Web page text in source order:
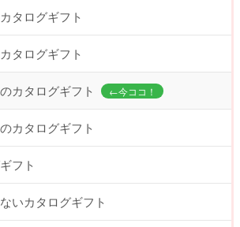
タログギフト
タログギフト
カタログギフト
カタログギフト
フト
いカタログギフト